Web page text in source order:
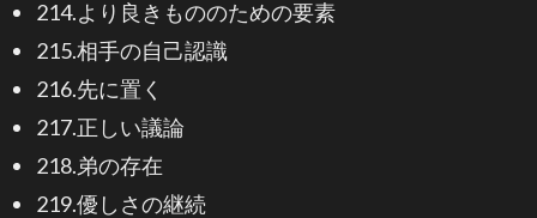
214.より良きもののための要素
215.相手の自己認識
216.先に置く
217.正しい議論
218.弟の存在
219.優しさの継続